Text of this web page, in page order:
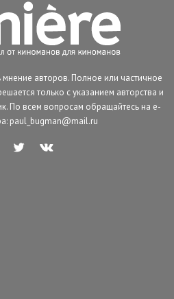
авторов. Полное или частичное
только с указанием авторства и
По всем вопросам обращайтесь на e-
paul_bugman@mail.ru